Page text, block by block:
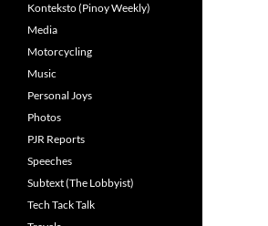
Konteksto (Pinoy Weekly)
Media
Motorcycling
Music
Personal Joys
Photos
PJR Reports
Speeches
Subtext (The Lobbyist)
Tech Tack Talk